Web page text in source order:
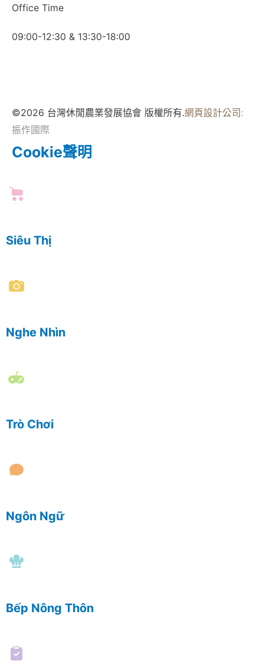
Office Time
09:00-12:30 & 13:30-18:00
©2026 台灣休閒農業發展協會 版權所有.網頁設計公司:
振作國際
Cookie聲明
Siêu Thị
Nghe Nhìn
Trò Chơi
Ngôn Ngữ
Bếp Nông Thôn